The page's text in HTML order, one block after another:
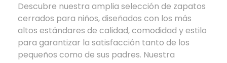
Descubre nuestra amplia selección de zapatos
cerrados para niños, diseñados con los más
altos estándares de calidad, comodidad y estilo
para garantizar la satisfacción tanto de los
pequeños como de sus padres. Nuestra